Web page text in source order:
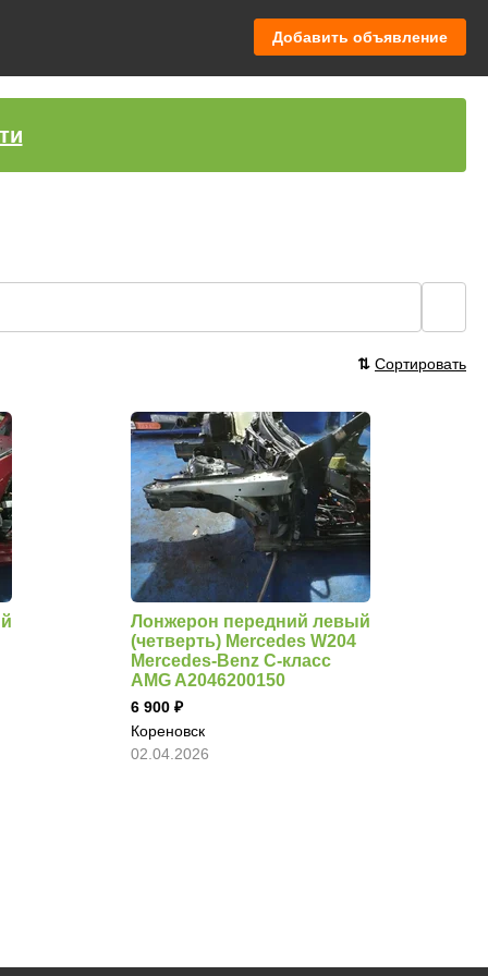
Добавить объявление
⇅ Сортировать
Лонжерон передний левый
(четверть) Mercedes W204
Mercedes-Benz C-класс
AMG A2046200150
6 900
Кореновск
02.04.2026